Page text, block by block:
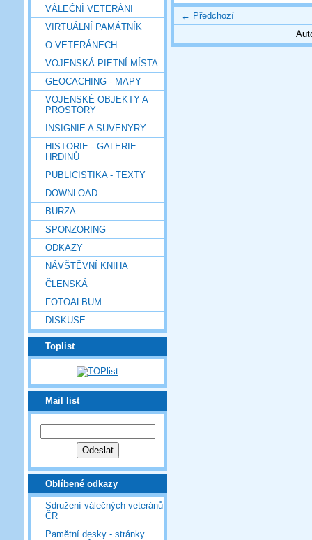
VÁLEČNÍ VETERÁNI
VIRTUÁLNÍ PAMÁTNÍK
O VETERÁNECH
VOJENSKÁ PIETNÍ MÍSTA
GEOCACHING - MAPY
VOJENSKÉ OBJEKTY A
PROSTORY
INSIGNIE A SUVENYRY
HISTORIE - GALERIE
HRDINŮ
PUBLICISTIKA - TEXTY
DOWNLOAD
BURZA
SPONZORING
ODKAZY
NÁVŠTĚVNÍ KNIHA
ČLENSKÁ
FOTOALBUM
DISKUSE
Toplist
Mail list
Oblíbené odkazy
Sdružení válečných veteránů
ČR
Pamětní desky - stránky
← Předchozí